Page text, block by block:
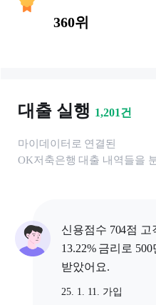
360위
대출 실행 1,201건
마이데이터로 연결된
OK저축은행 대출 내역들을
신용점수 704점 고
13.22% 금리로
받았어요.
25. 1. 11. 가입